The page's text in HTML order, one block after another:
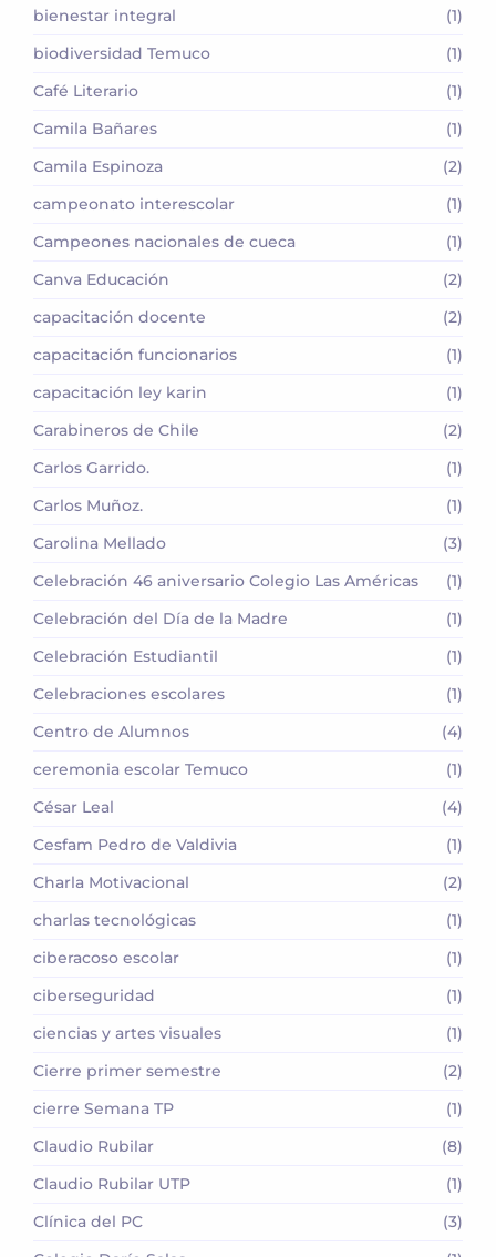
bienestar integral
(1)
biodiversidad Temuco
(1)
Café Literario
(1)
Camila Bañares
(1)
Camila Espinoza
(2)
campeonato interescolar
(1)
Campeones nacionales de cueca
(1)
Canva Educación
(2)
capacitación docente
(2)
capacitación funcionarios
(1)
capacitación ley karin
(1)
Carabineros de Chile
(2)
Carlos Garrido.
(1)
Carlos Muñoz.
(1)
Carolina Mellado
(3)
Celebración 46 aniversario Colegio Las Américas
(1)
Celebración del Día de la Madre
(1)
Celebración Estudiantil
(1)
Celebraciones escolares
(1)
Centro de Alumnos
(4)
ceremonia escolar Temuco
(1)
César Leal
(4)
Cesfam Pedro de Valdivia
(1)
Charla Motivacional
(2)
charlas tecnológicas
(1)
ciberacoso escolar
(1)
ciberseguridad
(1)
ciencias y artes visuales
(1)
Cierre primer semestre
(2)
cierre Semana TP
(1)
Claudio Rubilar
(8)
Claudio Rubilar UTP
(1)
Clínica del PC
(3)